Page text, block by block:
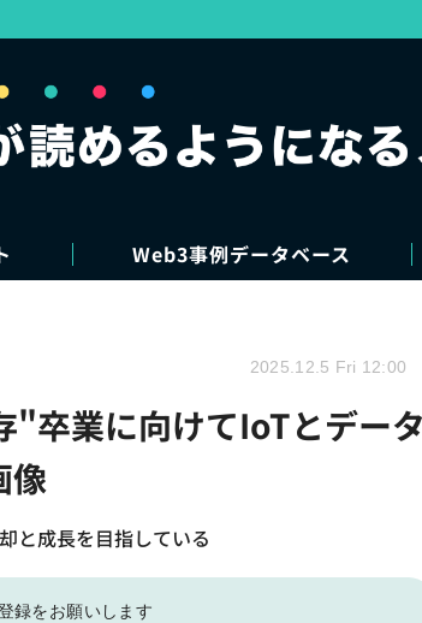
Web3事例データベース
卒業に向けてIoTとデー
像
と成長を目指している
2025.12.5 Fri 12:00
録をお願いします